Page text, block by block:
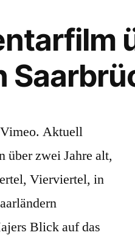
Aktuell
über zwei Jahre alt,
Vierviertel, in
Blick auf das